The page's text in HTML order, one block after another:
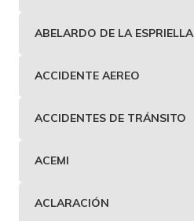
ABELARDO DE LA ESPRIELLA
ACCIDENTE AEREO
ACCIDENTES DE TRÁNSITO
ACEMI
ACLARACIÓN